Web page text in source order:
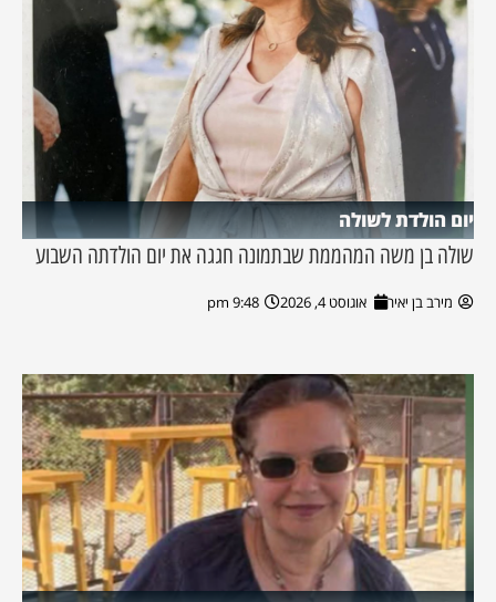
יום הולדת לשולה
שולה בן משה המהממת שבתמונה חגגה את יום הולדתה השבוע
מירב בן יאיר אוגוסט 4, 2026 9:48 pm